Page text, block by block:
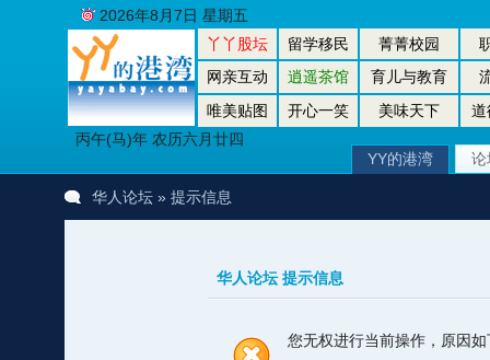
丫丫股坛 留学移民 菁菁校园
网亲互动
逍遥茶馆 育儿与教育
唯美贴图
开心一笑 美味天下
道
丙午(马)年 农历六月廿四
2026年8月7日 星期五
YY的港湾 论
华人论坛» 提示信息
华人论坛 提示信息
您无权进行当前操作，原因如